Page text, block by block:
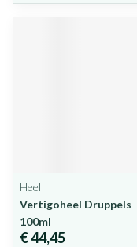
Heel
Vertigoheel Druppels
100ml
€ 44,45